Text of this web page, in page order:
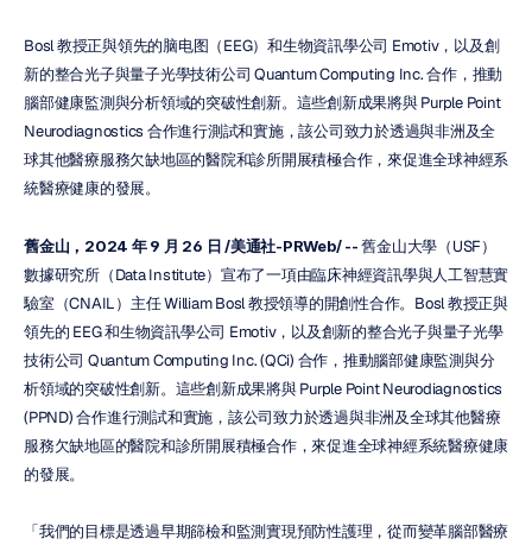
Bosl 教授正與領先的脑电图（EEG）和生物資訊學公司 Emotiv，以及創
新的整合光子與量子光學技術公司 Quantum Computing Inc. 合作，推動
腦部健康監測與分析領域的突破性創新。這些創新成果將與 Purple Point
Neurodiagnostics 合作進行測試和實施，該公司致力於透過與非洲及全
球其他醫療服務欠缺地區的醫院和診所開展積極合作，來促進全球神經系
統醫療健康的發展。
舊金山，2024 年 9 月 26 日 /美通社-PRWeb/ -- 舊金山大學（USF）
數據研究所（Data Institute）宣布了一項由臨床神經資訊學與人工智慧實
驗室（CNAIL）主任 William Bosl 教授領導的開創性合作。Bosl 教授正與
領先的 EEG 和生物資訊學公司 Emotiv，以及創新的整合光子與量子光學
技術公司 Quantum Computing Inc. (QCi) 合作，推動腦部健康監測與分
析領域的突破性創新。這些創新成果將與 Purple Point Neurodiagnostics
(PPND) 合作進行測試和實施，該公司致力於透過與非洲及全球其他醫療
服務欠缺地區的醫院和診所開展積極合作，來促進全球神經系統醫療健康
的發展。
「我們的目標是透過早期篩檢和監測實現預防性護理，從而變革腦部醫療